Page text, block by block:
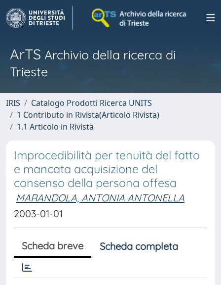
ArTS Archivio della ricerca di
Trieste
IRIS
Catalogo Prodotti Ricerca UNITS
1 Contributo in Rivista(Articolo Rivista)
1.1 Articolo in Rivista
Improcedibilità per tenuità del fatto
e mancata acquisizione del
consenso della persona offesa
MARANDOLA, ANTONIA ANTONELLA
2003-01-01
Scheda breve Scheda completa